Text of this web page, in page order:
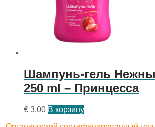
Шампунь-гель
250 ml – Принцесса
€ 3.00 В корзину